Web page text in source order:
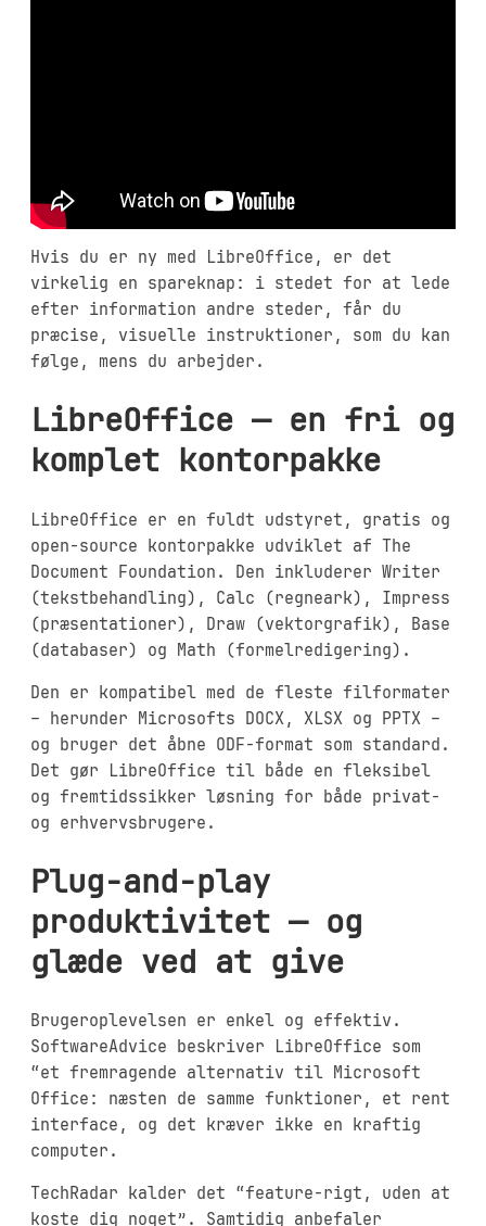
Hvis du er ny med LibreOffice, er det
virkelig en spareknap: i stedet for at lede
efter information andre steder, får du
præcise, visuelle instruktioner, som du kan
følge, mens du arbejder.
LibreOffice — en fri og
komplet kontorpakke
LibreOffice er en fuldt udstyret, gratis og
open-source kontorpakke udviklet af The
Document Foundation. Den inkluderer Writer
(tekstbehandling), Calc (regneark), Impress
(præsentationer), Draw (vektorgrafik), Base
(databaser) og Math (formelredigering).
Den er kompatibel med de fleste filformater
– herunder Microsofts DOCX, XLSX og PPTX –
og bruger det åbne ODF-format som standard.
Det gør LibreOffice til både en fleksibel
og fremtidssikker løsning for både privat-
og erhvervsbrugere.
Plug-and-play
produktivitet — og
glæde ved at give
Brugeroplevelsen er enkel og effektiv.
SoftwareAdvice beskriver LibreOffice som
“et fremragende alternativ til Microsoft
Office: næsten de samme funktioner, et rent
interface, og det kræver ikke en kraftig
computer.
TechRadar kalder det “feature-rigt, uden at
koste dig noget”. Samtidig anbefaler